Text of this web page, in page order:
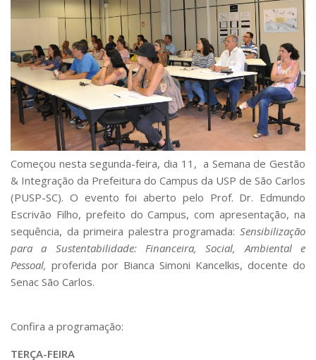
Obras e Manutenção
Transporte, Moradia e Alimentação
Promoção Social
Saúde Mental
Esporte, Arte e Cultura
Resíduos Químicos
Creche e Pré-Escola
Comunicação e Informática
Programas e Ações
Qualidade e Produtividade
Acessibilidade
Terceira Idade
Pequeno Cidadão
Começou nesta segunda-feira, dia 11, a Semana de Gestão
& Integração da Prefeitura do Campus da USP de São Carlos
(PUSP-SC). O evento foi aberto pelo Prof. Dr. Edmundo
Escrivão Filho, prefeito do Campus, com apresentação, na
sequência, da primeira palestra programada: Sensibilização
para a Sustentabilidade: Financeira, Social, Ambiental e
Pessoal, proferida por Bianca Simoni Kancelkis, docente do
Senac São Carlos.
Confira a programação:
TERÇA-FEIRA